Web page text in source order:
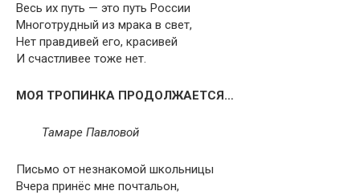
Весь их путь — это путь России
Многотрудный из мрака в свет,
Нет правдивей его, красивей
И счастливее тоже нет.
МОЯ ТРОПИНКА ПРОДОЛЖАЕТСЯ…
Тамаре Павловой
Письмо от незнакомой школьницы
Вчера принёс мне почтальон,